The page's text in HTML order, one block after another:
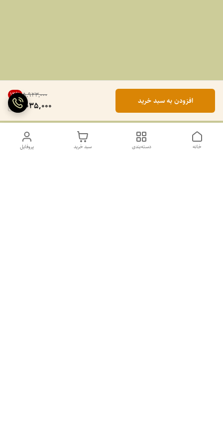
۵٬۹۲۳٬۰۰۰ 14%
5,035,000 افزودن به سبد خرید
پروفایل سبد خرید دسته‌بندی خانه